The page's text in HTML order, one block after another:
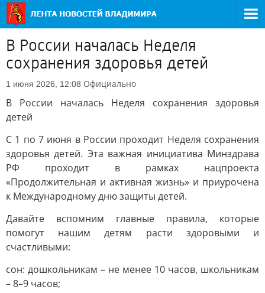
В России началась Неделя
сохранения здоровья детей
1 июня 2026, 12:08 Официально
В России началась Неделя сохранения здоровья
детей
С 1 по 7 июня в России проходит Неделя сохранения
здоровья детей. Эта важная инициатива Минздрава
РФ проходит в рамках нацпроекта
«Продолжительная и активная жизнь» и приурочена
к Международному дню защиты детей.
Давайте вспомним главные правила, которые
помогут нашим детям расти здоровыми и
счастливыми:
сон: дошкольникам – не менее 10 часов, школьникам
– 8–9 часов;